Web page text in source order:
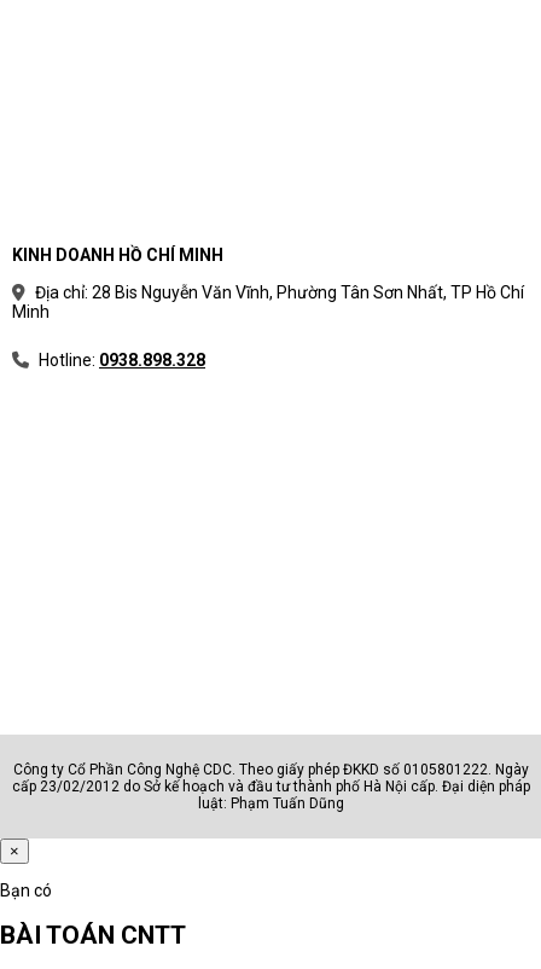
KINH DOANH HỒ CHÍ MINH
Địa chỉ: 28 Bis Nguyễn Văn Vĩnh, Phường Tân Sơn Nhất, TP Hồ Chí
Minh
Hotline: 0938.898.328
Công ty Cổ Phần Công Nghệ CDC. Theo giấy phép ĐKKD số 0105801222. Ngày
cấp 23/02/2012 do Sở kế hoạch và đầu tư thành phố Hà Nội cấp. Đại diện pháp
luật: Phạm Tuấn Dũng
×
Bạn có
BÀI TOÁN CNTT